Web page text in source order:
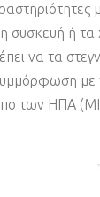
συσκευή ή τα
να τα
με
των ΗΠΑ